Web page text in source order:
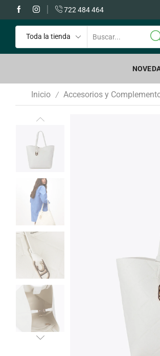
722 484 464
a partir de 60€
Inicio / Accesorios y